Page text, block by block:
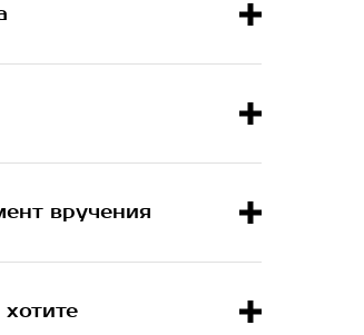
вручения